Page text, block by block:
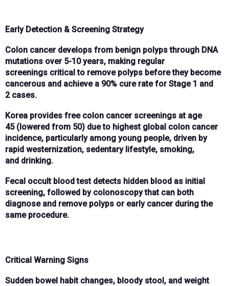
Early Detection & Screening Strategy
Colon cancer develops from benign polypsthrough DNA
mutations over 5-10 years, making regular
screenings critical to remove polyps before they become
cancerous and achieve a 90% cure rateforStage 1 and
2cases.
Korea provides free colon cancer screenings at age
45(lowered from 50) due to highest global colon cancer
incidence, particularly among young people, driven by
rapid westernization, sedentary lifestyle, smoking,
and drinking.
Fecal occult blood testdetects hidden blood as initial
screening, followed by colonoscopythat can both
diagnose and remove polyps or early cancer during the
same procedure.
Critical Warning Signs
Sudden bowel habit changes, bloody stool, and weight